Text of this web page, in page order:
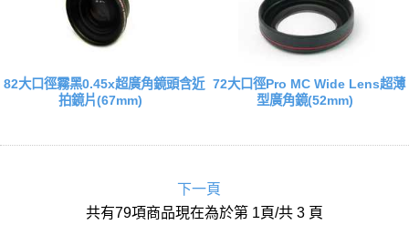
82大口徑霧黑0.45x超廣角鏡頭含近
拍鏡片(67mm)
72大口徑Pro MC Wide Lens超薄
型廣角鏡(52mm)
下一頁
共有79項商品現在為於第 1頁/共 3 頁